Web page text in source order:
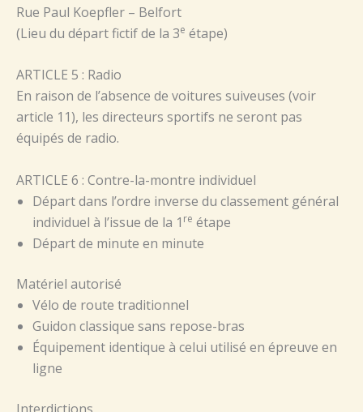
Rue Paul Koepfler – Belfort
(Lieu du départ fictif de la 3e étape)
ARTICLE 5 : Radio
En raison de l’absence de voitures suiveuses (voir
article 11), les directeurs sportifs ne seront pas
équipés de radio.
ARTICLE 6 : Contre-la-montre individuel
Départ dans l’ordre inverse du classement général
individuel à l’issue de la 1 re étape
Départ de minute en minute
Matériel autorisé
Vélo de route traditionnel
Guidon classique sans repose-bras
Équipement identique à celui utilisé en épreuve en
ligne